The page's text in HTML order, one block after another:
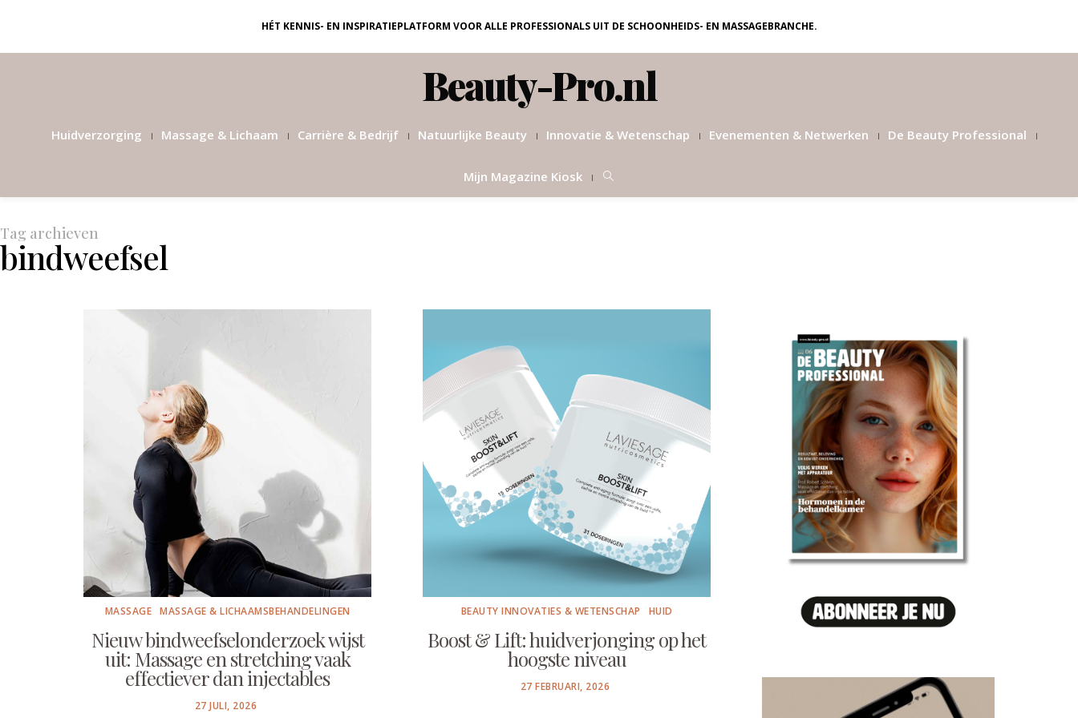
HÉT KENNIS- EN INSPIRATIEPLATFORM VOOR ALLE PROFESSIONALS UIT DE SCHOONHEIDS- EN MASSAGEBRANCHE.
Beauty-Pro.nl
Huidverzorging Massage & Lichaam Carrière & Bedrijf Natuurlijke Beauty Innovatie & Wetenschap Evenementen & Netwerken De Beauty Professional
Mijn Magazine Kiosk
Tag archieven
bindweefsel
MASSAGE MASSAGE & LICHAAMSBEHANDELINGEN
Nieuw bindweefselonderzoek wijst
uit: Massage en stretching vaak
effectiever dan injectables
POSTED
27 JULI, 2026
BEAUTY INNOVATIES & WETENSCHAP HUID
Boost & Lift: huidverjonging op het
hoogste niveau
POSTED
27 FEBRUARI, 2026